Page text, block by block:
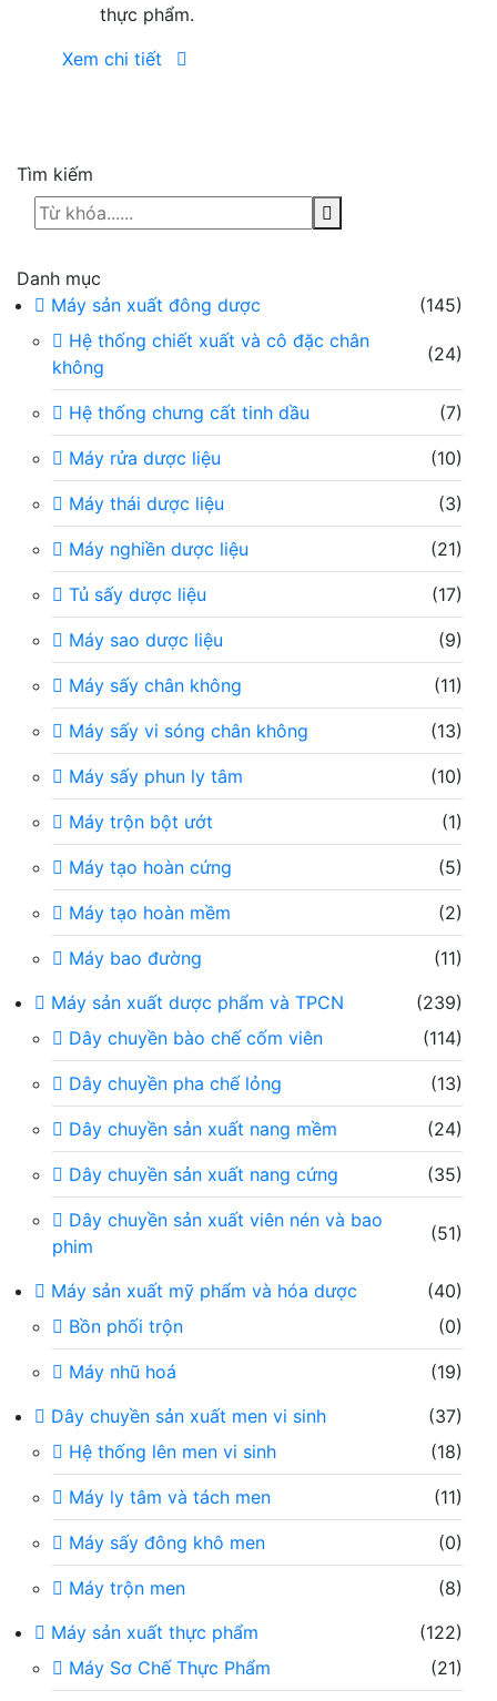
thực phẩm.
Xem chi tiết
Tìm kiếm
Danh mục
Máy sản xuất đông dược
(145)
Hệ thống chiết xuất và cô đặc chân
không
(24)
Hệ thống chưng cất tinh dầu (7)
Máy rửa dược liệu (10)
Máy thái dược liệu (3)
Máy nghiền dược liệu (21)
Tủ sấy dược liệu (17)
Máy sao dược liệu (9)
Máy sấy chân không (11)
Máy sấy vi sóng chân không (13)
Máy sấy phun ly tâm (10)
Máy trộn bột ướt (1)
Máy tạo hoàn cứng (5)
Máy tạo hoàn mềm (2)
Máy bao đường
(11)
Máy sản xuất dược phẩm và TPCN
(239)
Dây chuyền bào chế cốm viên
(114)
Dây chuyền pha chế lỏng (13)
Dây chuyền sản xuất nang mềm (24)
Dây chuyền sản xuất nang cứng (35)
Dây chuyền sản xuất viên nén và bao
phim
(51)
Máy sản xuất mỹ phẩm và hóa dược
(40)
Bồn phối trộn
(0)
Máy nhũ hoá
(19)
Dây chuyền sản xuất men vi sinh
(37)
Hệ thống lên men vi sinh
(18)
Máy ly tâm và tách men (11)
Máy sấy đông khô men (0)
Máy trộn men
(8)
Máy sản xuất thực phẩm
(122)
Máy Sơ Chế Thực Phẩm
(21)